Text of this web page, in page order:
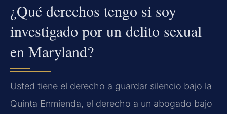
¿Qué derechos tengo si soy
investigado por un delito sexual
en Maryland?
Usted tiene el derecho a guardar silencio bajo la
Quinta Enmienda, el derecho a un abogado bajo